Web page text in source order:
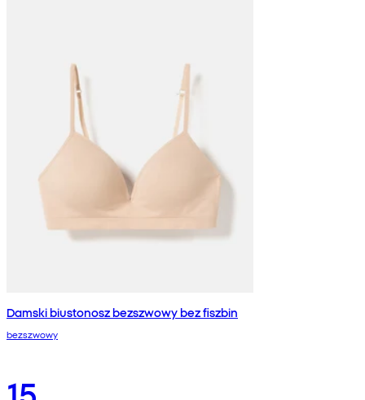
Damski biustonosz bezszwowy bez fiszbin
bezszwowy